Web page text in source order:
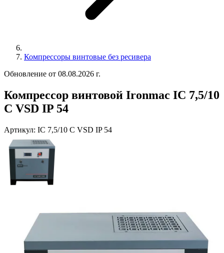
Компрессоры винтовые без ресивера
Обновление от 08.08.2026 г.
Компрессор винтовой Ironmac IC 7,5/10
C VSD IP 54
Артикул: IC 7,5/10 C VSD IP 54